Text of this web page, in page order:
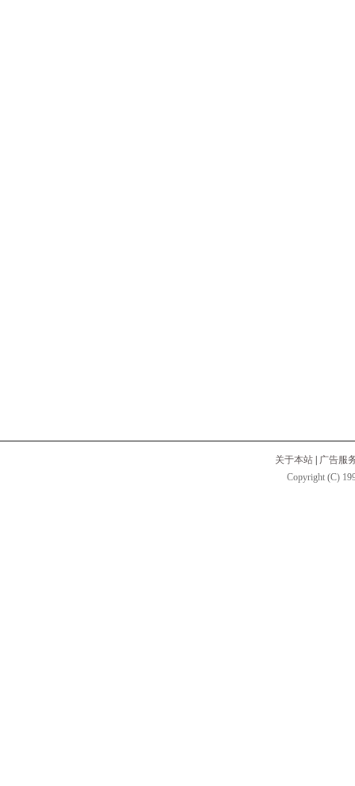
关于本站
广告服
Copyright (C)